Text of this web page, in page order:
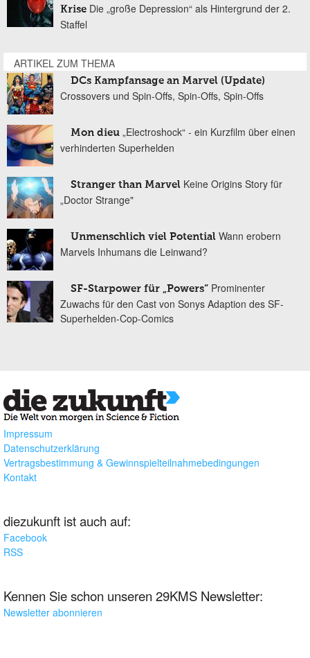
Krise Die „große Depression“ als Hintergrund der 2.
Staffel
ARTIKEL ZUM THEMA
DCs Kampfansage an Marvel (Update)
Crossovers und Spin-Offs, Spin-Offs, Spin-Offs
Mon dieu „Electroshock“ - ein Kurzfilm über einen
verhinderten Superhelden
Stranger than Marvel Keine Origins Story für
„Doctor Strange"
Unmenschlich viel Potential Wann erobern
Marvels Inhumans die Leinwand?
SF-Starpower für „Powers“ Prominenter
Zuwachs für den Cast von Sonys Adaption des SF-
Superhelden-Cop-Comics
Impressum
Datenschutzerklärung
Vertragsbestimmung & Gewinnspielteilnahmebedingungen
Kontakt
diezukunft ist auch auf:
Facebook
RSS
Kennen Sie schon unseren 29KMS Newsletter:
Newsletter abonnieren